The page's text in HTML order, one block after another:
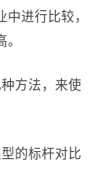
进行比较，
方法，来使
的标杆对比